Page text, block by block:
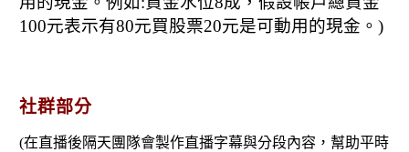
100元表示有80元買股票20元是可動用的現金。)
社群部分
(在直播後隔天團隊會製作直播字幕與分段內容，幫助平時